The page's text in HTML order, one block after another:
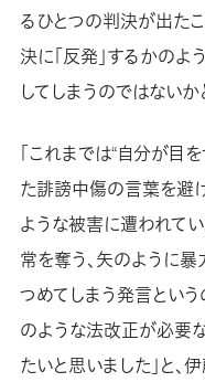
るひとつの判決が出た
決に「反発」するかのよ
してしまうのではない
「これまでは“自分が目
た誹謗中傷の言葉を避
ような被害に遭われて
常を奪う、矢のように
つめてしまう発言という
のような法改正が必要
たいと思いました」と